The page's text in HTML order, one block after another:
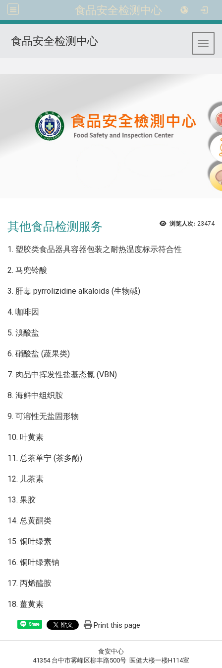
食品安全检测中心
食品安全检测中心
浏览人次: 23474
其他食品检测服务
1. 塑胶类食品器具容器包装之耐热温度标示符合性
2. 马兜铃酸
3. 肝毒 pyrrolizidine alkaloids (生物碱)
4. 咖啡因
5. 溴酸盐
6. 硝酸盐 (蔬果类)
7. 肉品中挥发性盐基态氮 (VBN)
8. 海鲜中组织胺
9. 可溶性无盐固形物
10. 叶黄素
11. 总茶单宁 (茶多酚)
12. 儿茶素
13. 果胶
14. 总黄酮类
15. 铜叶绿素
16. 铜叶绿素钠
17. 丙烯醯胺
18. 薑黄素
Share Print this page
食安中心
41354 台中市雾峰区柳丰路500号 医健大楼一楼H114室